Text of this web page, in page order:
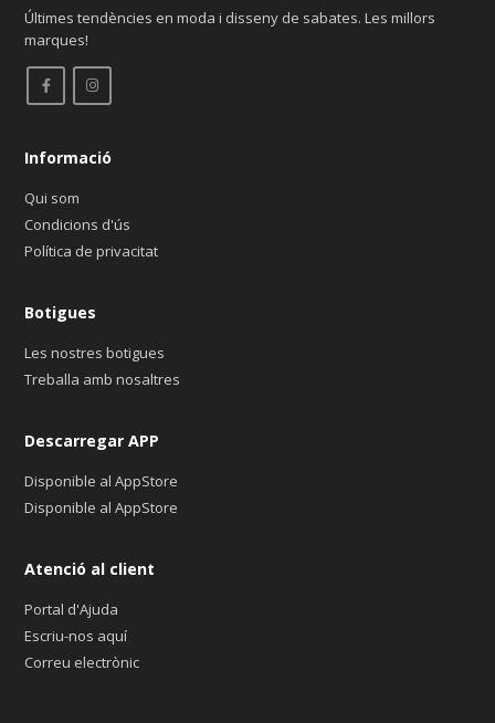
Últimes tendències en moda i disseny de sabates. Les millors
marques!
Informació
Qui som
Condicions d'ús
Política de privacitat
Botigues
Les nostres botigues
Treballa amb nosaltres
Descarregar APP
Disponible al AppStore
Disponible al AppStore
Atenció al client
Portal d'Ajuda
Escriu-nos aquí
Correu electrònic